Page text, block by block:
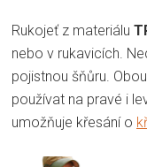
Rukojeť z materiálu
nebo v rukavicích.
pojistnou šňůru.
používat na pravé i
umožňuje křesání o